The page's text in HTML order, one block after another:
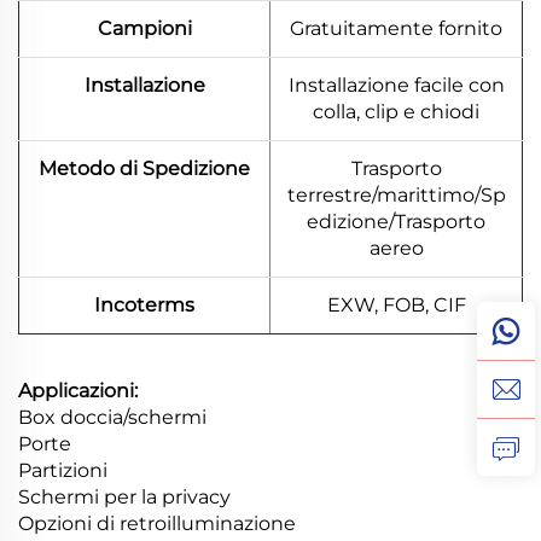
Campioni Gratuitamente fornito
Installazione
Installazione facile con
colla, clip e chiodi
Metodo di Spedizione
Trasporto
terrestre/marittimo/Sp
edizione/Trasporto
aereo
Incoterms EXW, FOB, CIF
Applicazioni:
Box doccia/schermi
Porte
Partizioni
Schermi per la privacy
Opzioni di retroilluminazione